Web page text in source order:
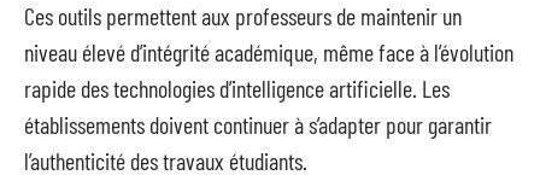
Ces outils permettent aux professeurs de maintenir un
niveau élevé d’intégrité académique, même face à l’évolution
rapide des technologies d’intelligence artificielle. Les
établissements doivent continuer à s’adapter pour garantir
l’authenticité des travaux étudiants.